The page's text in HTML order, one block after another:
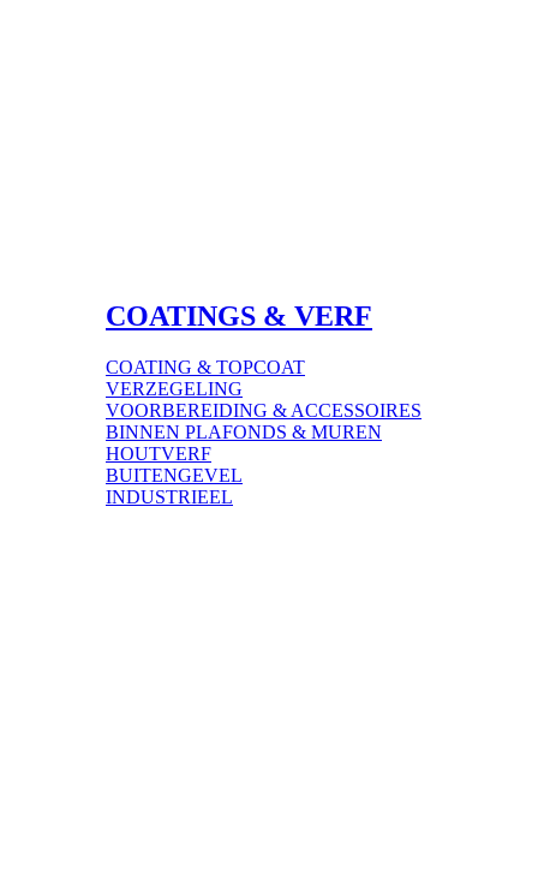
COATINGS & VERF
COATING & TOPCOAT
VERZEGELING
VOORBEREIDING & ACCESSOIRES
BINNEN PLAFONDS & MUREN
HOUTVERF​
BUITENGEVEL
INDUSTRIEEL